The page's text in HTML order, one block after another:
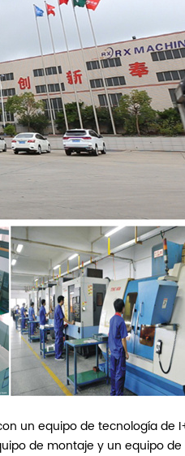
un equipo de tecnología de
de montaje y un equipo de